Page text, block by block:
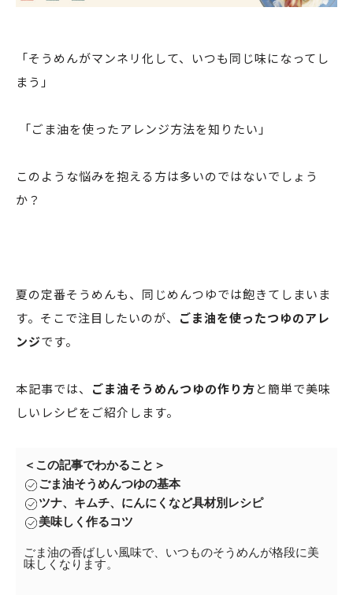
「そうめんがマンネリ化して、いつも同じ味になってし
まう」
「ごま油を使ったアレンジ方法を知りたい」
このような悩みを抱える方は多いのではないでしょう
か？
夏の定番そうめんも、同じめんつゆでは飽きてしまいま
す。そこで注目したいのが、 ごま油を使ったつゆのアレ
ンジです。
本記事では、 ごま油そうめんつゆの作り方と簡単で美味
しいレシピをご紹介します。
＜この記事でわかること＞
ごま油そうめんつゆの基本
ツナ、キムチ、にんにくなど具材別レシピ
美味しく作るコツ
ごま油の香ばしい風味で、いつものそうめんが格段に美
味しくなります。